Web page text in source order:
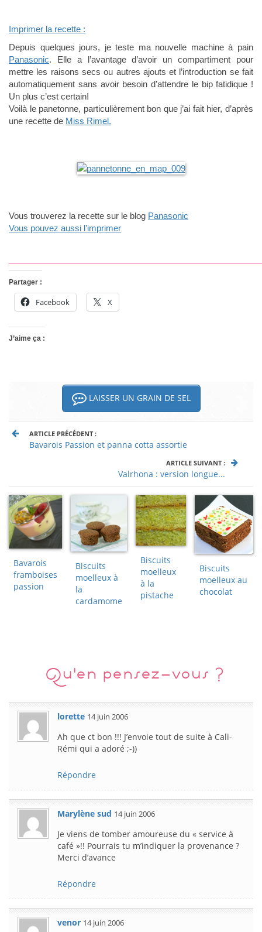
Imprimer la recette :
Depuis quelques jours, je teste ma nouvelle machine à pain
Panasonic. Elle a l’avantage d’avoir un compartiment pour
mettre les raisons secs ou autres ajouts et l’introduction se fait
automatiquement sans avoir besoin d’attendre le bip fatidique !
Un plus c’est certain!
Voilà le panetonne, particulièrement bon que j’ai fait hier, d’après
une recette de Miss Rimel.
Vous trouverez la recette sur le blog Panasonic
Vous pouvez aussi l’imprimer
Partager :
Facebook X
J’aime ça :
LAISSER UN GRAIN DE SEL
ARTICLE PRÉCÉDENT :
Bavarois Passion et panna cotta assortie
ARTICLE SUIVANT :
Valrhona : version longue...
Bavarois
framboises
passion
Biscuits
moelleux à
la
cardamome
Biscuits
moelleux
à la
pistache
Biscuits
moelleux au
chocolat
Qu'en pensez-vous ?
lorette 14 juin 2006
Ah que ct bon !!! J’envoie tout de suite à Cali-
Rémi qui a adoré ;-))
Répondre
Marylène sud 14 juin 2006
Je viens de tomber amoureuse du « service à
café »!! Pourrais tu m’indiquer la provenance ?
Merci d’avance
Répondre
venor 14 juin 2006